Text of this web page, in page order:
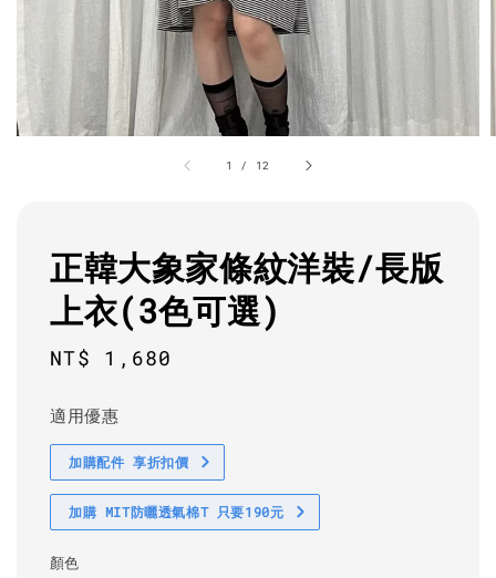
1 / 12
正韓大象家條紋洋裝/長版
上衣(3色可選)
Regular
NT$ 1,680
適用優惠
加購配件 享折扣價
加購 MIT防曬透氣棉T 只要190元
顏色